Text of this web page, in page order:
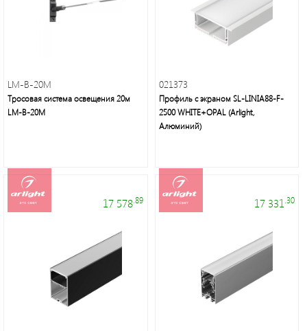
Осветительная
техника:
люстры,
LM-B-20M
Тросовая система освещения 20м
LM-B-20M
021373
Профиль с экраном SL-LINIA88-F-
2500 WHITE+OPAL (Arlight,
Алюминий)
17 578.89 17 331 .30